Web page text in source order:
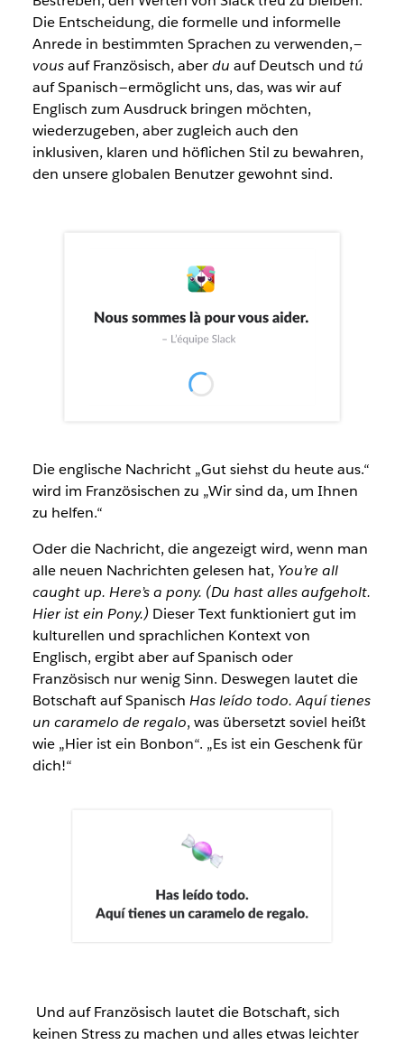
Die Entscheidung, die formelle und informelle
Anrede in bestimmten Sprachen zu verwenden, —
vousauf Französisch, aberdu auf Deutsch und tú
auf Spanisch — ermöglicht uns, das, was wir auf
Englisch zum Ausdruck bringen möchten,
wiederzugeben, aber zugleich auch den
inklusiven, klaren und höflichen Stil zu bewahren,
den unsere globalen Benutzer gewohnt sind.
Die englische Nachricht „Gut siehst du heute aus.“
wird im Französischen zu „Wir sind da, um Ihnen
zu helfen.“
Oder die Nachricht, die angezeigt wird, wenn man
alle neuen Nachrichten gelesen hat, You’re all
caught up. Here’s a pony. (Du hast alles aufgeholt.
Hier ist ein Pony.)Dieser Text funktioniert gut im
kulturellen und sprachlichen Kontext von
Englisch, ergibt aber auf Spanisch oder
Französisch nur wenig Sinn. Deswegen lautet die
Botschaft auf Spanisch Has leído todo. Aquí tienes
un caramelo de regalo, was übersetzt soviel heißt
wie „Hier ist ein Bonbon“. „Es ist ein Geschenk für
dich!“
Und auf Französisch lautet die Botschaft, sich
keinen Stress zu machen und alles etwas leichter